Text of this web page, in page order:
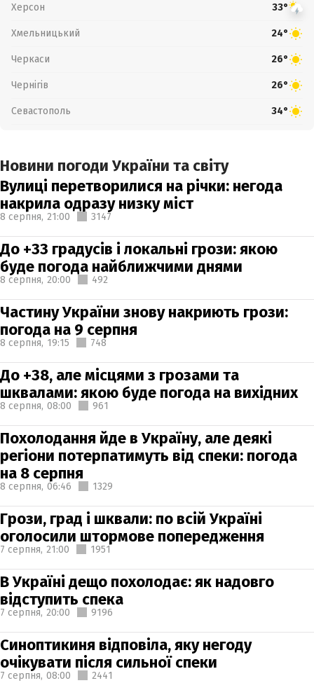
Херсон 33°
Хмельницький 24°
Черкаси 26°
Чернігів 26°
Севастополь 34°
Новини погоди України та світу
Вулиці перетворилися на річки: негода
накрила одразу низку міст
8 серпня, 21:00 3147
До +33 градусів і локальні грози: якою
буде погода найближчими днями
8 серпня, 20:00 492
Частину України знову накриють грози:
погода на 9 серпня
8 серпня, 19:15 748
До +38, але місцями з грозами та
шквалами: якою буде погода на вихідних
8 серпня, 08:00 961
Похолодання йде в Україну, але деякі
регіони потерпатимуть від спеки: погода
на 8 серпня
8 серпня, 06:46 1329
Грози, град і шквали: по всій Україні
оголосили штормове попередження
7 серпня, 21:00 1951
В Україні дещо похолодає: як надовго
відступить спека
7 серпня, 20:00 9196
Синоптикиня відповіла, яку негоду
очікувати після сильної спеки
7 серпня, 08:00 2441